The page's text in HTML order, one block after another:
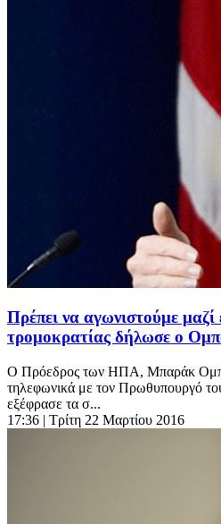
Πρέπει να αγωνιστούμε μαζί
τρομοκρατίας δήλωσε ο
Ο Πρόεδρος των ΗΠΑ, Μπαράκ
τηλεφωνικά με τον Πρωθυπουργό
εξέφρασε τα σ...
17:36 | Τρίτη 22 Μαρτίου 2016